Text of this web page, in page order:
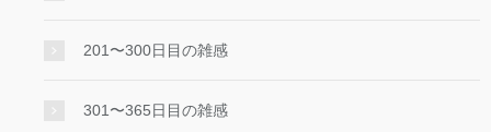
201〜300日目の雑感
301〜365日目の雑感